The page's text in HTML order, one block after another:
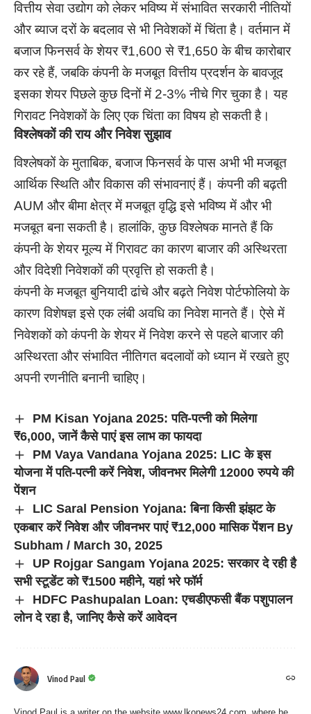
वित्तीय सेवा उद्योग को लेकर भविष्य में संभावित सरकारी नीतियों
और ब्याज दरों के बदलाव से भी निवेशकों में चिंता है। वर्तमान में
बजाज फिनसर्व के शेयर ₹1,600 से ₹1,650 के बीच कारोबार
कर रहे हैं, जबकि कंपनी के मजबूत वित्तीय प्रदर्शन के बावजूद
इसका शेयर पिछले कुछ दिनों में 2-3% नीचे गिर चुका है। यह
गिरावट निवेशकों के लिए एक चिंता का विषय हो सकती है।
विश्लेषकों की राय और निवेश सुझाव
विश्लेषकों के मुताबिक, बजाज फिनसर्व के पास अभी भी मजबूत
आर्थिक स्थिति और विकास की संभावनाएं हैं। कंपनी की बढ़ती
AUM और बीमा क्षेत्र में मजबूत वृद्धि इसे भविष्य में और भी
मजबूत बना सकती है। हालांकि, कुछ विश्लेषक मानते हैं कि
कंपनी के शेयर मूल्य में गिरावट का कारण बाजार की अस्थिरता
और विदेशी निवेशकों की प्रवृत्ति हो सकती है।
कंपनी के मजबूत बुनियादी ढांचे और बढ़ते निवेश पोर्टफोलियो के
कारण विशेषज्ञ इसे एक लंबी अवधि का निवेश मानते हैं। ऐसे में
निवेशकों को कंपनी के शेयर में निवेश करने से पहले बाजार की
अस्थिरता और संभावित नीतिगत बदलावों को ध्यान में रखते हुए
अपनी रणनीति बनानी चाहिए।
PM Kisan Yojana 2025: पति-पत्नी को मिलेगा
₹6,000, जानें कैसे पाएं इस लाभ का फायदा
PM Vaya Vandana Yojana 2025: LIC के इस
योजना में पति-पत्नी करें निवेश, जीवनभर मिलेगी 12000 रुपये की
पेंशन
LIC Saral Pension Yojana: बिना किसी झंझट के
एकबार करें निवेश और जीवनभर पाएं ₹12,000 मासिक पेंशन By
Subham / March 30, 2025
UP Rojgar Sangam Yojana 2025: सरकार दे रही है
सभी स्टूडेंट को ₹1500 महीने, यहां भरे फॉर्म
HDFC Pashupalan Loan: एचडीएफसी बैंक पशुपालन
लोन दे रहा है, जानिए कैसे करें आवेदन
Vinod Paul